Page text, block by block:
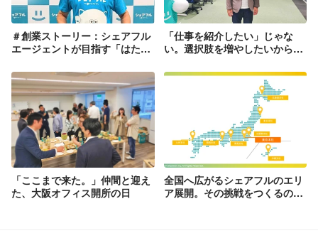
＃創業ストーリー：シェアフル
エージェントが目指す「はたら
とができる」とは
「仕事を紹介したい」じゃな
い。選択肢を増やしたいから、
「ここまで来た。」仲間と迎え
た、大阪オフィス開所の日
全国へ広がるシェアフルのエリ
ア展開。その挑戦をつくるの